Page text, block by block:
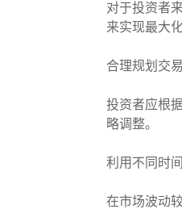
对于投资者
来实现最大
合理规划交
投资者应根
略调整。
利用不同时
在市场波动